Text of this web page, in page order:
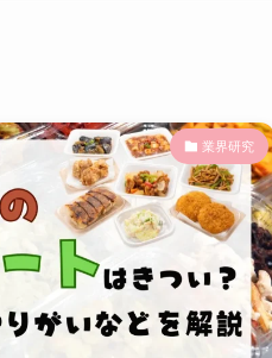
業界研究